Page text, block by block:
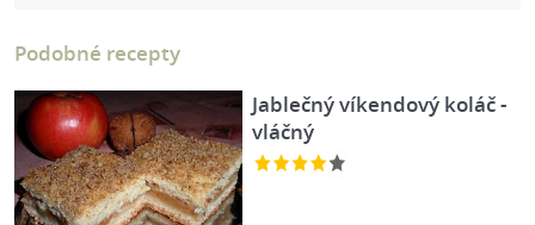
Podobné recepty
Jablečný víkendový koláč -
vláčný